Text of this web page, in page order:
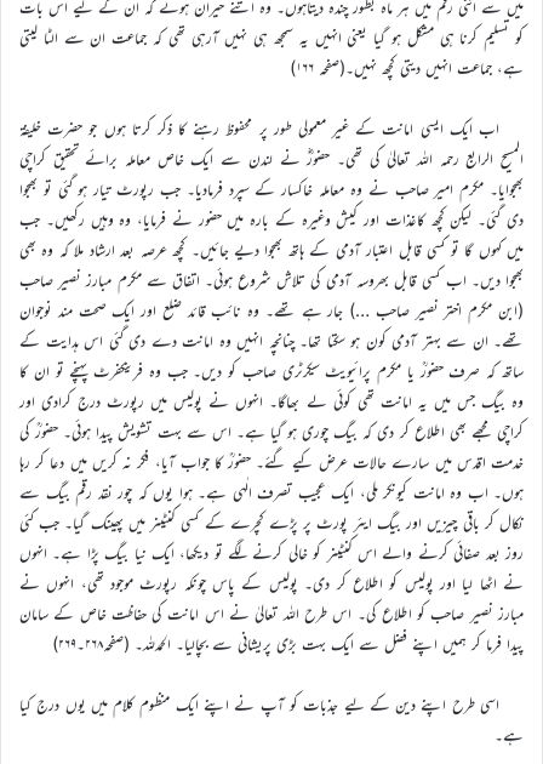
میں سے اتنی رقم میں ہر ماہ بطور چندہ دیتاہوں۔ وہ اتنے حیران ہوئے کہ ان کے لیے اس بات
کو تسلیم کرنا ہی مشکل ہو گیا یعنی انہیں یہ سمجھ ہی نہیں آرہی تھی کہ جماعت ان سے الٹا لیتی
ہے، جماعت انہیں دیتی کچھ نہیں۔(صفحہ ۱۶۶)
اب ایک ایسی امانت کے غیر معمولی طور پر محفوظ رہنے کا ذکر کرتا ہوں جو حضرت خلیفۃ
المسیح الرابع رحمہ اللہ تعالیٰ کی تھی۔ حضورؓ نے لندن سے ایک خاص معاملہ برائے تحقیق کراچی
بھجوایا۔ مکرم امیر صاحب نے وہ معاملہ خاکسار کے سپرد فرمادیا۔ جب رپورٹ تیار ہو گئی تو بھجوا
دی گئی۔ لیکن کچھ کاغذات اور کیش وغیرہ کے بارہ میں حضور نے فرمایا، وہ وہیں رکھیں۔ جب
میں کہوں گا تو کسی قابل اعتبار آدمی کے ہاتھ بھجوا دیے جائیں۔ کچھ عرصہ بعد ارشاد ملا کہ وہ بھی
بھجوا دیں۔ اب کسی قابل بھروسہ آدمی کی تلاش شروع ہوئی۔ اتفاق سے مکرم مبارز نصیر صاحب
(ابن مکرم اختر نصیر صاحب …) جار ہے تھے۔ وہ نائب قائد ضلع اور ایک صحت مند نوجوان
تھے۔ ان سے بہتر آدمی کون ہو سکتا تھا۔ چنانچہ انہیں وہ امانت دے دی گئی اس ہدایت کے
ساتھ کہ صرف حضورؒ یا مکرم پرائیویٹ سیکرٹری صاحب کو دیں۔ جب وہ فرینکفرٹ پہنچے تو ان کا
وہ بیگ جس میں یہ امانت تھی کوئی لے بھاگا۔ انہوں نے پولیس میں رپورٹ درج کرادی اور
کراچی مجھے بھی اطلاع کر دی کہ بیگ چوری ہو گیا ہے۔ اس سے بہت تشویش پیدا ہوئی۔ حضورؒ کی
خدمت اقدس میں سارے حالات عرض کیے گئے۔ حضورؒ کا جواب آیا، فکر نہ کریں میں دعا کر رہا
ہوں۔ اب وہ امانت کیونکر ملی، ایک عجیب تصرف الٰہی ہے۔ ہوا یوں کہ چور نقد رقم بیگ سے
نکال کر باقی چیزیں اور بیگ ایئر پورٹ پر پڑے کچرے کے کسی کنٹینر میں پھینک گیا۔ جب کئی
روز بعد صفائی کرنے والے اس کنٹینر کو خالی کرنے لگے تو دیکھا، ایک نیا بیگ پڑا ہے۔ انہوں
نے اٹھا لیا اور پولیس کو اطلاع کر دی۔ پولیس کے پاس چونکہ رپورٹ موجود تھی، انہوں نے
مبارز نصیر صاحب کو اطلاع کی۔ اس طرح اللہ تعالیٰ نے اس امانت کی حفاظت خاص کے سامان
پیدا فرما کر ہمیں اپنے فضل سے ایک بہت بڑی پریشانی سے بچالیا۔ الحمدللہ۔ (صفحہ۲۶۸۔۲۶۹)
اسی طرح اپنے دین کے لیے جذبات کو آپ نے اپنے ایک منظوم کلام میں یوں درج کیا
ہے۔